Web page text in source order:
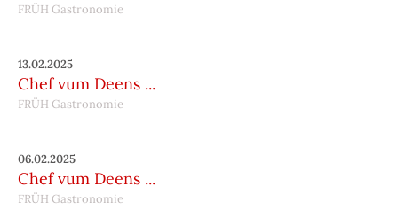
FRÜH Gastronomie
13.02.2025
Chef vum Deens ...
FRÜH Gastronomie
06.02.2025
Chef vum Deens ...
FRÜH Gastronomie